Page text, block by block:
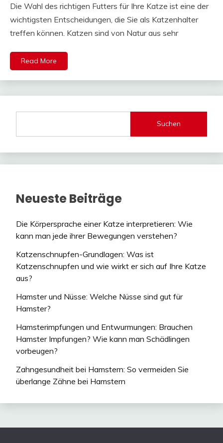
Die Wahl des richtigen Futters für Ihre Katze ist eine der
wichtigsten Entscheidungen, die Sie als Katzenhalter
treffen können. Katzen sind von Natur aus sehr
Read More
Suchen
Neueste Beiträge
Die Körpersprache einer Katze interpretieren: Wie
kann man jede ihrer Bewegungen verstehen?
Katzenschnupfen-Grundlagen: Was ist
Katzenschnupfen und wie wirkt er sich auf Ihre Katze
aus?
Hamster und Nüsse: Welche Nüsse sind gut für
Hamster?
Hamsterimpfungen und Entwurmungen: Brauchen
Hamster Impfungen? Wie kann man Schädlingen
vorbeugen?
Zahngesundheit bei Hamstern: So vermeiden Sie
überlange Zähne bei Hamstern